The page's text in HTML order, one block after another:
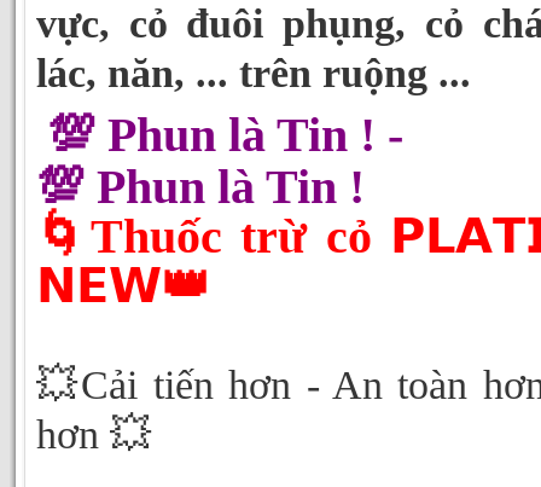
vực, cỏ đuôi phụng, cỏ
lác, năn, ... trên ruộng ...
💯 Phun là Tin ! -
💯 Phun là Tin !
🌀Thuốc trừ cỏ
𝗡𝗘𝗪👑
💥Cải tiến hơn - An toàn
hơn 💥